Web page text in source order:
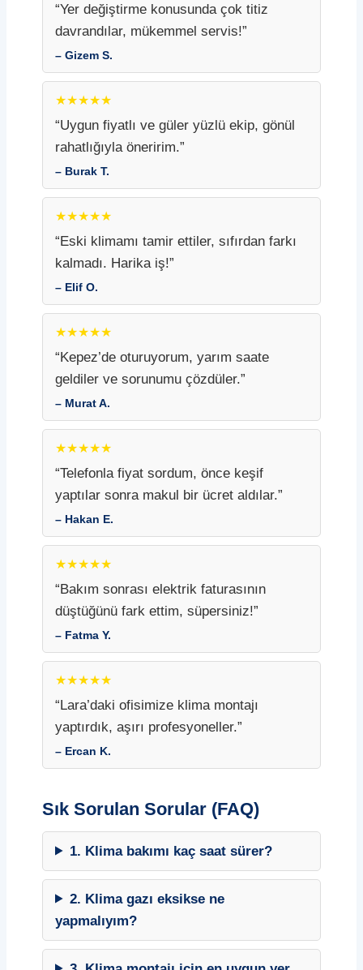
“Yer değiştirme konusunda çok titiz
davrandılar, mükemmel servis!”
– Gizem S.
★★★★★
“Uygun fiyatlı ve güler yüzlü ekip, gönül
rahatlığıyla öneririm.”
– Burak T.
★★★★★
“Eski klimamı tamir ettiler, sıfırdan farkı
kalmadı. Harika iş!”
– Elif O.
★★★★★
“Kepez’de oturuyorum, yarım saate
geldiler ve sorunumu çözdüler.”
– Murat A.
★★★★★
“Telefonla fiyat sordum, önce keşif
yaptılar sonra makul bir ücret aldılar.”
– Hakan E.
★★★★★
“Bakım sonrası elektrik faturasının
düştüğünü fark ettim, süpersiniz!”
– Fatma Y.
★★★★★
“Lara’daki ofisimize klima montajı
yaptırdık, aşırı profesyoneller.”
– Ercan K.
Sık Sorulan Sorular (FAQ)
1. Klima bakımı kaç saat sürer?
2. Klima gazı eksikse ne
yapmalıyım?